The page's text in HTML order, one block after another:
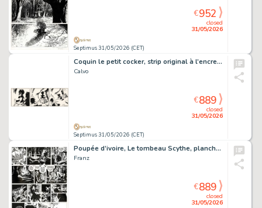
Septimus 31/05/2026 (CET)
closed
31/05/2026
€952
Coquin le petit cocker, strip original à l’encre de chine.
Calvo
Septimus 31/05/2026 (CET)
closed
31/05/2026
€889
Poupée d’ivoire, Le tombeau Scythe, planche originale à l’encre de chine.
Franz
closed
31/05/2026
€889